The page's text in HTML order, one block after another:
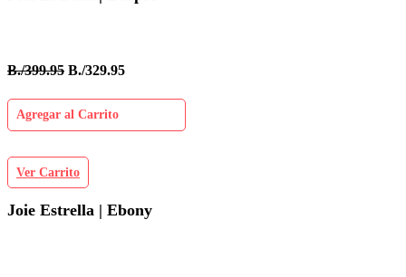
B./399.95 B./329.95
Agregar al Carrito
Ver Carrito
Joie Estrella | Ebony